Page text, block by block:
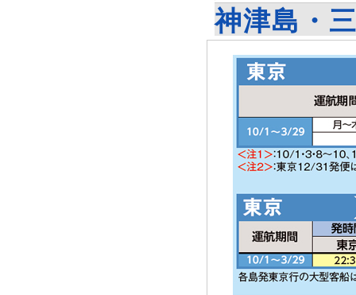
神津島・